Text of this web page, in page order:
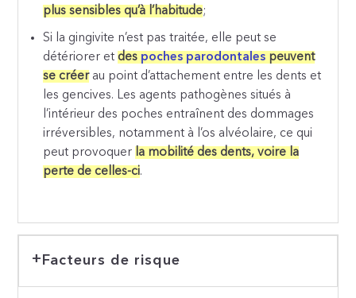
plus sensibles qu’à l’habitude;
Si la gingivite n’est pas traitée, elle peut se
détériorer etdes poches parodontales peuvent
se créerau point d’attachement entre les dents et
les gencives. Les agents pathogènes situés à
l’intérieur des poches entraînent des dommages
irréversibles, notamment à l’os alvéolaire, ce qui
peut provoquer la mobilité des dents, voire la
perte de celles-ci.
Facteurs de risque